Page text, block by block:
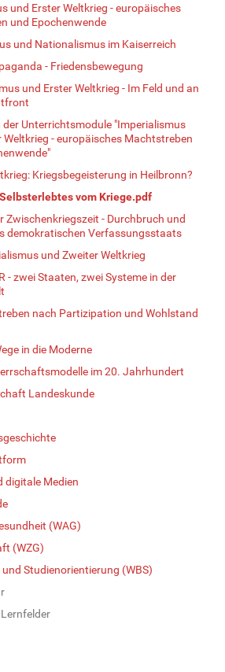
und Erster Weltkrieg - europäisches
und Epochenwende
und Nationalismus im Kaiserreich
- Friedensbewegung
und Erster Weltkrieg - Im Feld und an
Unterrichtsmodule "Imperialismus
Weltkrieg - europäisches Machtstreben
Kriegsbegeisterung in Heilbronn?
vom Kriege.pdf
Zwischenkriegszeit - Durchbruch und
demokratischen Verfassungsstaats
und Zweiter Weltkrieg
- zwei Staaten, zwei Systeme in der
nach Partizipation und Wohlstand
in die Moderne
im 20. Jahrhundert
Landeskunde
digitale Medien
(WAG)
(WZG)
Studienorientierung (WBS)